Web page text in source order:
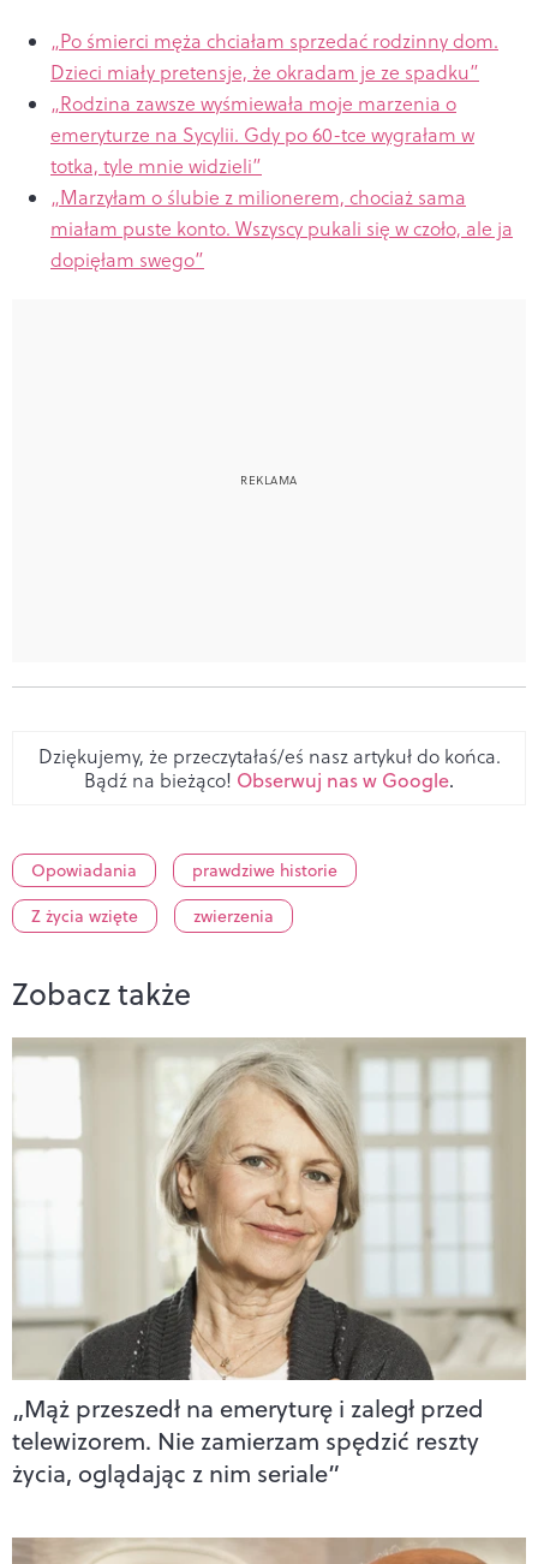
„Po śmierci męża chciałam sprzedać rodzinny dom.
Dzieci miały pretensje, że okradam je ze spadku”
„Rodzina zawsze wyśmiewała moje marzenia o
emeryturze na Sycylii. Gdy po 60-tce wygrałam w
totka, tyle mnie widzieli”
„Marzyłam o ślubie z milionerem, chociaż sama
miałam puste konto. Wszyscy pukali się w czoło, ale ja
dopięłam swego”
Dziękujemy, że przeczytałaś/eś nasz artykuł do końca.
Bądź na bieżąco! Obserwuj nas w Google.
Opowiadania
prawdziwe historie
Z życia wzięte
zwierzenia
Zobacz także
„Mąż przeszedł na emeryturę i zaległ przed
telewizorem. Nie zamierzam spędzić reszty
życia, oglądając z nim seriale”